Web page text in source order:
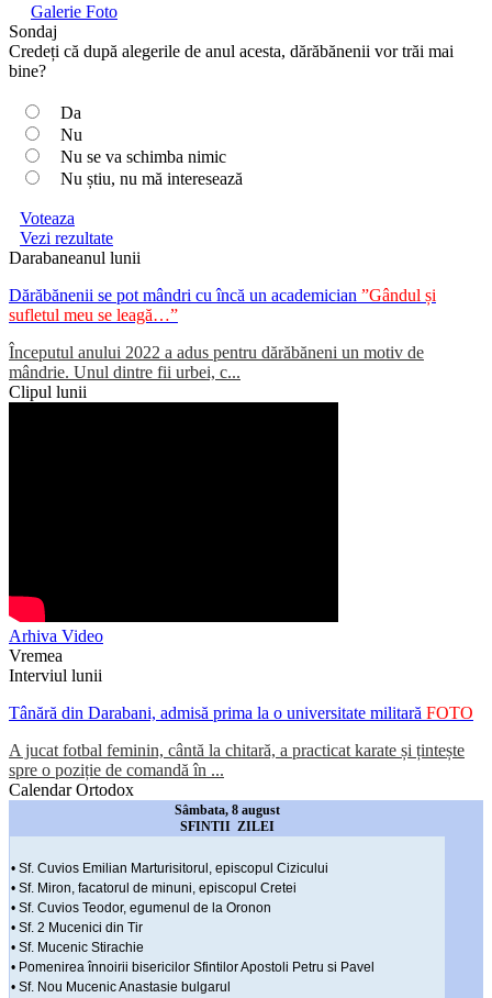
Galerie Foto
Sondaj
Credeți că după alegerile de anul acesta, dărăbănenii vor trăi mai
bine?
Da
Nu
Nu se va schimba nimic
Nu știu, nu mă interesează
Voteaza
Vezi rezultate
Darabaneanul lunii
Dărăbănenii se pot mândri cu încă un academician ”Gândul și
sufletul meu se leagă…”
Începutul anului 2022 a adus pentru dărăbăneni un motiv de
mândrie. Unul dintre fii urbei, c...
Clipul lunii
Arhiva Video
Vremea
Interviul lunii
Tânără din Darabani, admisă prima la o universitate militară FOTO
A jucat fotbal feminin, cântă la chitară, a practicat karate și țintește
spre o poziție de comandă în ...
Calendar Ortodox
Sâmbata, 8 august
SFINTII ZILEI
• Sf. Cuvios Emilian Marturisitorul, episcopul Cizicului
• Sf. Miron, facatorul de minuni, episcopul Cretei
• Sf. Cuvios Teodor, egumenul de la Oronon
• Sf. 2 Mucenici din Tir
• Sf. Mucenic Stirachie
• Pomenirea înnoirii bisericilor Sfintilor Apostoli Petru si Pavel
• Sf. Nou Mucenic Anastasie bulgarul